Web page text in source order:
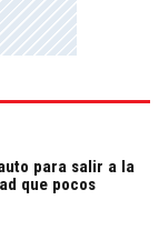
para salir a la
que pocos